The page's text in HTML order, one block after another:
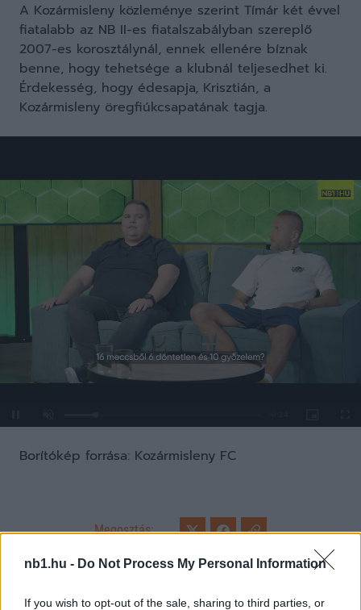
nb1.hu - Do Not Process My Personal Information
If you wish to opt-out of the sale, sharing to third parties, or
A Kozármisleny közleménye szerint Tímár két évvel
fiatalabb az NB II-es fiatalszabályban szereplő
2007-es korosztálynál, ennek ellenére bíznak
benne, hogy tehetsége a klubnál teljesedhet ki.
Érdekesség, hogy édesapja, Krisztián, a
Kozármisleny öregfiúkcsapatának tagja.
0%
Borítókép forrása: Kozármisleny FC
Megosztás: